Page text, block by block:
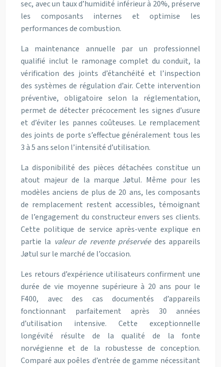
sec, avec un taux d’humidité inférieur à 20%, préserve
les composants internes et optimise les
performances de combustion.
La maintenance annuelle par un professionnel
qualifié inclut le ramonage complet du conduit, la
vérification des joints d’étanchéité et l’inspection
des systèmes de régulation d’air. Cette intervention
préventive, obligatoire selon la réglementation,
permet de détecter précocement les signes d’usure
et d’éviter les pannes coûteuses. Le remplacement
des joints de porte s’effectue généralement tous les
3 à 5 ans selon l’intensité d’utilisation.
La disponibilité des pièces détachées constitue un
atout majeur de la marque Jøtul. Même pour les
modèles anciens de plus de 20 ans, les composants
de remplacement restent accessibles, témoignant
de l’engagement du constructeur envers ses clients.
Cette politique de service après-vente explique en
partie la valeur de revente préservéedes appareils
Jøtul sur le marché de l’occasion.
Les retours d’expérience utilisateurs confirment une
durée de vie moyenne supérieure à 20 ans pour le
F400, avec des cas documentés d’appareils
fonctionnant parfaitement après 30 années
d’utilisation intensive. Cette exceptionnelle
longévité résulte de la qualité de la fonte
norvégienne et de la robustesse de conception.
Comparé aux poêles d’entrée de gamme nécessitant